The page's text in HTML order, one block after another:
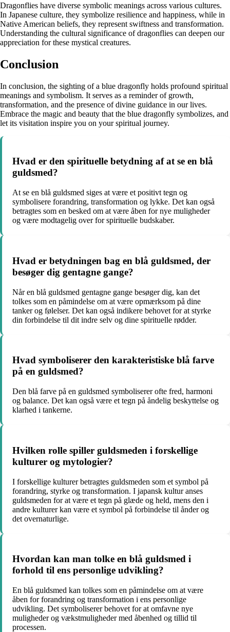
Dragonflies have diverse symbolic meanings across various cultures.
In Japanese culture, they symbolize resilience and happiness, while in
Native American beliefs, they represent swiftness and transformation.
Understanding the cultural significance of dragonflies can deepen our
appreciation for these mystical creatures.
Conclusion
In conclusion, the sighting of a blue dragonfly holds profound spiritual
meanings and symbolism. It serves as a reminder of growth,
transformation, and the presence of divine guidance in our lives.
Embrace the magic and beauty that the blue dragonfly symbolizes, and
let its visitation inspire you on your spiritual journey.
Hvad er den spirituelle betydning af at se en blå
guldsmed?
At se en blå guldsmed siges at være et positivt tegn og
symbolisere forandring, transformation og lykke. Det kan også
betragtes som en besked om at være åben for nye muligheder
og være modtagelig over for spirituelle budskaber.
Hvad er betydningen bag en blå guldsmed, der
besøger dig gentagne gange?
Når en blå guldsmed gentagne gange besøger dig, kan det
tolkes som en påmindelse om at være opmærksom på dine
tanker og følelser. Det kan også indikere behovet for at styrke
din forbindelse til dit indre selv og dine spirituelle rødder.
Hvad symboliserer den karakteristiske blå farve
på en guldsmed?
Den blå farve på en guldsmed symboliserer ofte fred, harmoni
og balance. Det kan også være et tegn på åndelig beskyttelse og
klarhed i tankerne.
Hvilken rolle spiller guldsmeden i forskellige
kulturer og mytologier?
I forskellige kulturer betragtes guldsmeden som et symbol på
forandring, styrke og transformation. I japansk kultur anses
guldsmeden for at være et tegn på glæde og held, mens den i
andre kulturer kan være et symbol på forbindelse til ånder og
det overnaturlige.
Hvordan kan man tolke en blå guldsmed i
forhold til ens personlige udvikling?
En blå guldsmed kan tolkes som en påmindelse om at være
åben for forandring og transformation i ens personlige
udvikling. Det symboliserer behovet for at omfavne nye
muligheder og vækstmuligheder med åbenhed og tillid til
processen.